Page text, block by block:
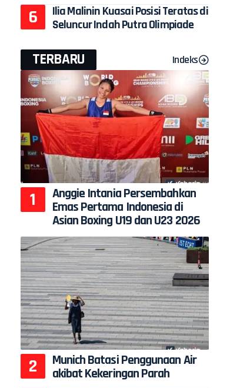
Ilia Malinin Kuasai Posisi Teratas di
Seluncur Indah Putra Olimpiade
TERBARU Indeks
Anggie Intania Persembahkan
Emas Pertama Indonesia di
Asian Boxing U19 dan U23 2026
Munich Batasi Penggunaan Air
akibat Kekeringan Parah